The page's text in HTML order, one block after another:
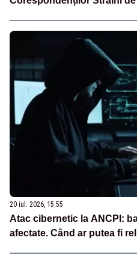
20 iul. 2026, 15:55
Atac cibernetic la ANCPI:
afectate. Când ar putea fi